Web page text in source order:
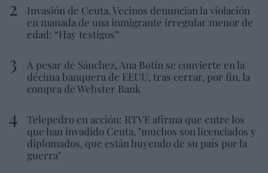
Invasión de Ceuta. Vecinos denuncian la violación
en manada de una inmigrante irregular menor de
edad: “Hay testigos”
A pesar de Sánchez, Ana Botín se convierte en la
décima banquera de EEUU, tras cerrar, por fin, la
compra de Webster Bank
Telepedro en acción: RTVE afirma que entre los
que han invadido Ceuta, "muchos son licenciados y
diplomados, que están huyendo de su país por la
guerra"